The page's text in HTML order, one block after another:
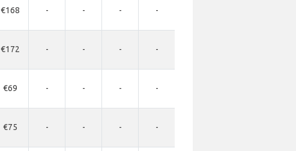
€168 - - - -
€172 - - - -
€69 - - - -
€75 - - - -